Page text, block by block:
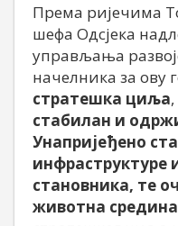
Према ријечима
шефа Одсјека
управљања
начелника за ову
стратешка циља
стабилан и
Унапријеђено
инфраструктуре
становника, те
животна средина